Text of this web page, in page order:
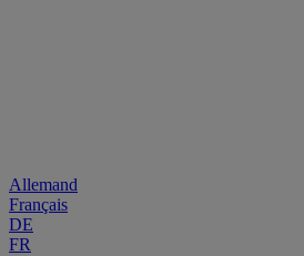
Allemand
Français
DE
FR